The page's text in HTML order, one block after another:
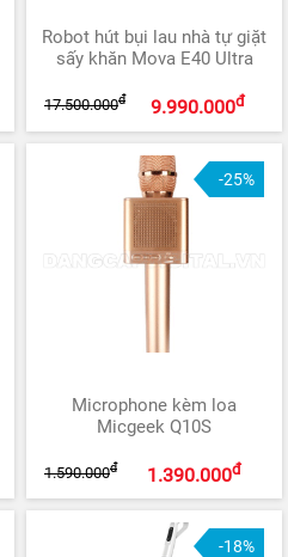
Robot hút bụi lau nhà tự giặt
sấy khăn Mova E40 Ultra
9.990.000đ
17.500.000đ
-25%
Microphone kèm loa
Micgeek Q10S
1.390.000đ
1.590.000đ
-18%